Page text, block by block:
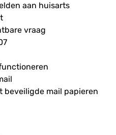
aan huisarts
vraag
beveiligde mail papieren